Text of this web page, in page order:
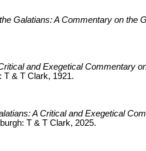
Galatians: A Commentary on the
and Exegetical Commentary
T & T Clark, 1921.
A Critical and Exegetical
T & T Clark, 2025.